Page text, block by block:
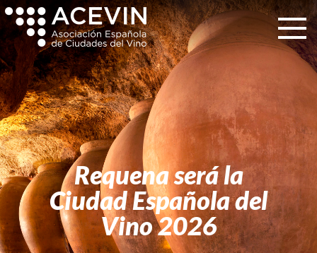
Requena será la
Ciudad Española del
Vino 2026